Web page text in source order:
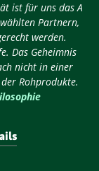
ist für uns das A
Partnern,
werden.
Das Geheimnis
nicht in einer
Rohprodukte.